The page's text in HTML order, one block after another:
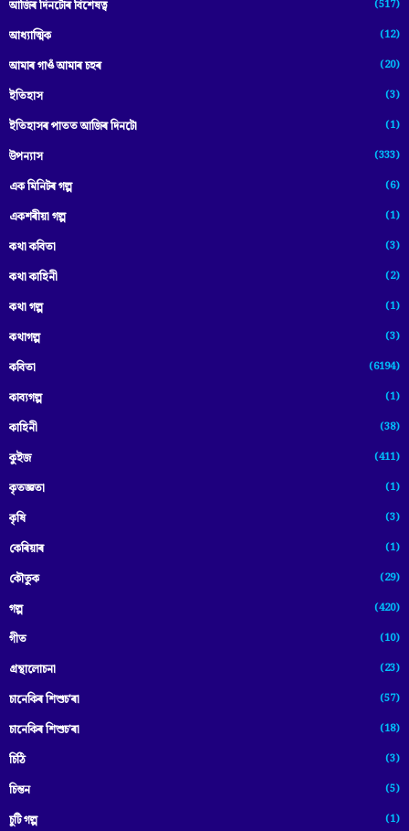
আজিৰ দিনটোৰ বিশেষত্ব (517)
আধ্যাত্মিক (12)
আমাৰ গাওঁ আমাৰ চহৰ (20)
ইতিহাস (3)
ইতিহাসৰ পাতত আজিৰ দিনটো (1)
উপন্যাস (333)
এক মিনিটৰ গল্প (6)
একশৰীয়া গল্প (1)
কথা কবিতা (3)
কথা কাহিনী (2)
কথা গল্প (1)
কথাগল্প (3)
কবিতা (6194)
কাব্যগল্প (1)
কাহিনী (38)
কুইজ (411)
কৃতজ্ঞতা (1)
কৃষি (3)
কেৰিয়াৰ (1)
কৌতুক (29)
গল্প (420)
গীত (10)
গ্ৰন্থালোচনা (23)
চানেকিৰ শিশুচ'ৰা (57)
চানেকিৰ শিশুচ’ৰা (18)
চিঠি (3)
চিন্তন (5)
চুটি গল্প (1)